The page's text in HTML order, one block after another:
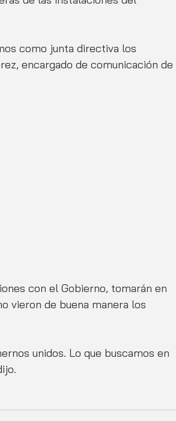
como junta directiva los
encargado de comunicación de
con el Gobierno, tomarán en
vieron de buena manera los
unidos. Lo que buscamos en